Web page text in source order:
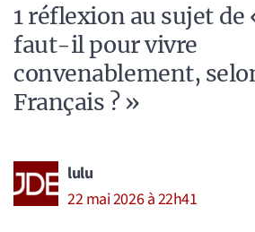
1 réflexion au sujet de
faut-il pour vivre
convenablement,
Français ? »
lulu
22 mai 2026 à 22h41